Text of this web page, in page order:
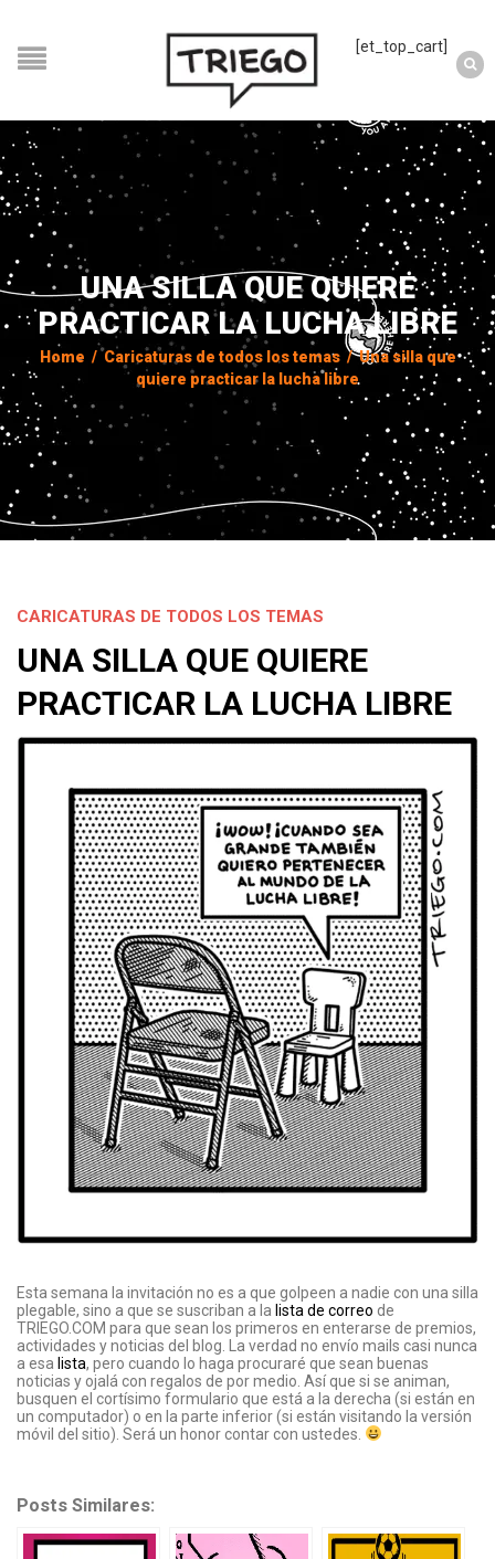
[et_top_cart]
UNA SILLA QUE QUIERE
PRACTICAR LA LUCHA LIBRE
Home / Caricaturas de todos los temas / Una silla que
quiere practicar la lucha libre
CARICATURAS DE TODOS LOS TEMAS
UNA SILLA QUE QUIERE
PRACTICAR LA LUCHA LIBRE
Esta semana la invitación no es a que golpeen a nadie con una silla
plegable, sino a que se suscriban a la lista de correo de
TRIEGO.COM para que sean los primeros en enterarse de premios,
actividades y noticias del blog. La verdad no envío mails casi nunca
a esa lista, pero cuando lo haga procuraré que sean buenas
noticias y ojalá con regalos de por medio. Así que si se animan,
busquen el cortísimo formulario que está a la derecha (si están en
un computador) o en la parte inferior (si están visitando la versión
móvil del sitio). Será un honor contar con ustedes.
Posts Similares: